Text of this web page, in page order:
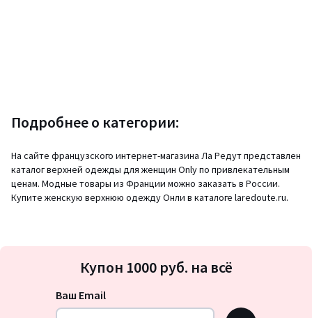
Подробнее о категории:
На сайте французского интернет-магазина Ла Редут представлен
каталог верхней одежды для женщин Only по привлекательным
ценам. Модные товары из Франции можно заказать в России.
Купите женскую верхнюю одежду Онли в каталоге laredoute.ru.
на
Купон 1000 руб. на всё
Ваш Email
OK